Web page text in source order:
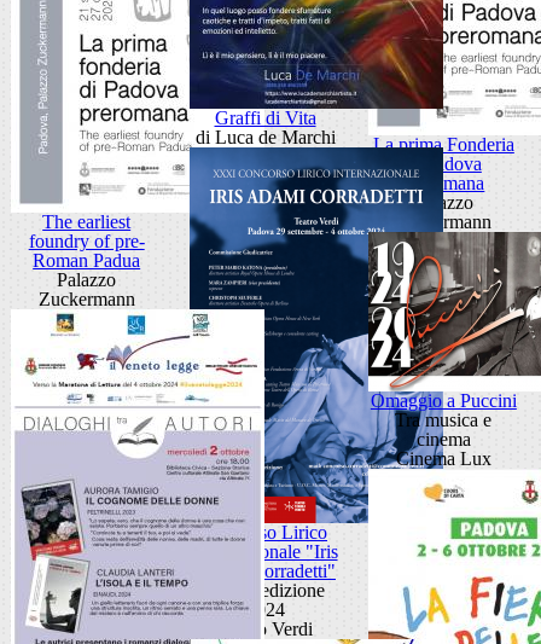
La prima Fonderia
di Padova
Preromana
Palazzo
Zuckermann
The earliest
foundry of pre-
Roman Padua
Palazzo
Zuckermann
Graffi di Vita
di Luca de Marchi
Concorso Lirico
Internazionale "Iris
Adami Corradetti"
XXXI edizione
2024
Teatro Verdi
Omaggio a Puccini
Tra musica e
cinema
Cinema Lux